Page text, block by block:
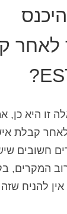
לאחר
זו היא כן,
חשובים
72 שעות, אין